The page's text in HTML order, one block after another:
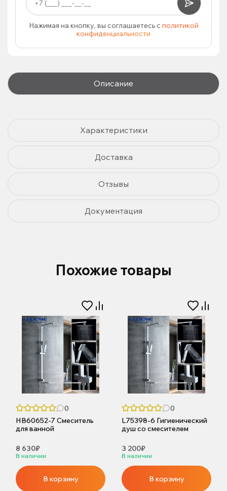
Нажимая на кнопку, вы соглашаетесь с политикой
конфиденциальности
Описание
Характеристики
Доставка
Отзывы
Документация
Похожие товары
0
HB60652-7 Смеситель
для ванной
8 630₽
В наличии
В корзину
0
L75398-6 Гигиенический
душ со смесителем
3 200₽
В наличии
В корзину